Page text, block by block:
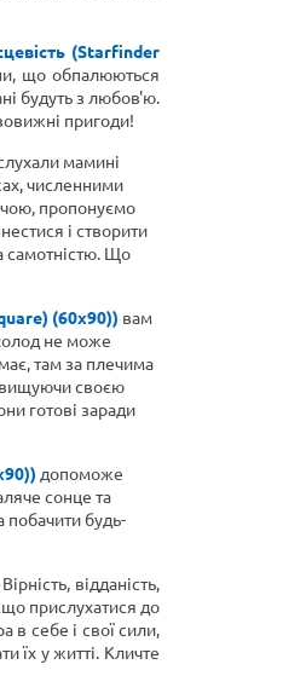
(Starfinder
що обпалюються
будуть з любов'ю.
пригоди!
мамині
численними
пропонуємо
і створити
самотністю. Що
(60х90)) вам
не може
там за плечима
своєю
готові заради
допоможе
сонце та
побачити будь-
відданість,
прислухатися до
в себе і свої сили,
їх у житті. Кличте